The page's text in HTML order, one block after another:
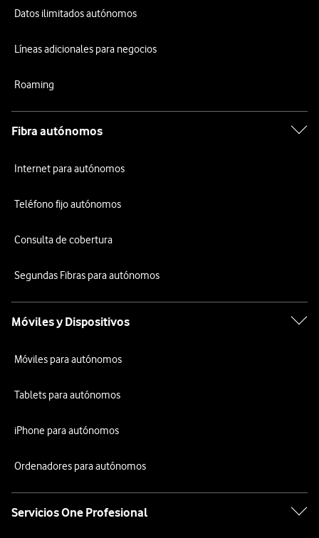
Datos ilimitados autónomos
Líneas adicionales para negocios
Roaming
Fibra autónomos
Internet para autónomos
Teléfono fijo autónomos
Consulta de cobertura
Segundas Fibras para autónomos
Móviles y Dispositivos
Móviles para autónomos
Tablets para autónomos
iPhone para autónomos
Ordenadores para autónomos
Servicios One Profesional